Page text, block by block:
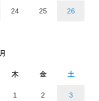
24 25 26
木 金 土
1 2 3